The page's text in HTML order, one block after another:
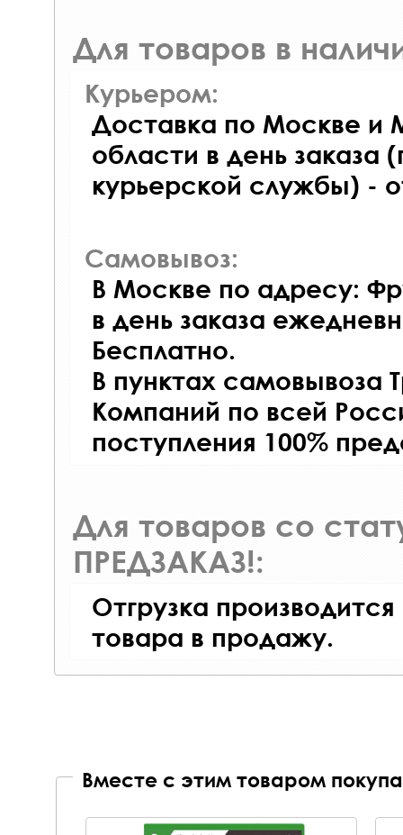
Для товаров в
Курьером:
Доставка по Москве и
области в день заказа
курьерской службы) -
Самовывоз:
В Москве по адресу:
в день заказа
Бесплатно.
В пунктах самовывоза
Компаний по всей
поступления 100%
Для товаров со
ПРЕДЗАКАЗ!:
Отгрузка
товара в продажу.
Вместе с этим товаром